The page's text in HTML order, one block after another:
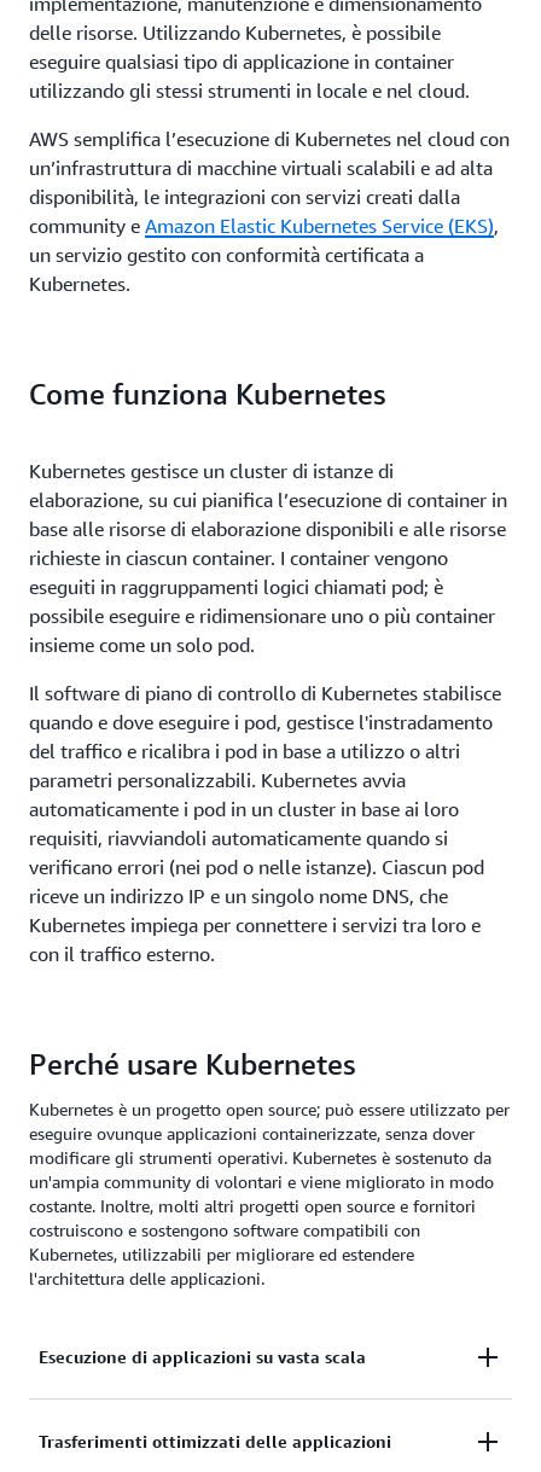
delle risorse. Utilizzando Kubernetes, è possibile
eseguire qualsiasi tipo di applicazione in container
utilizzando gli stessi strumenti in locale e nel cloud.
AWS semplifica l’esecuzione di Kubernetes nel cloud con
un’infrastruttura di macchine virtuali scalabili e ad alta
disponibilità, le integrazioni con servizi creati dalla
community e Amazon Elastic Kubernetes Service (EKS),
un servizio gestito con conformità certificata a
Kubernetes.
Come funziona Kubernetes
Kubernetes gestisce un cluster di istanze di
elaborazione, su cui pianifica l’esecuzione di container in
base alle risorse di elaborazione disponibili e alle risorse
richieste in ciascun container. I container vengono
eseguiti in raggruppamenti logici chiamati pod; è
possibile eseguire e ridimensionare uno o più container
insieme come un solo pod.
Il software di piano di controllo di Kubernetes stabilisce
quando e dove eseguire i pod, gestisce l'instradamento
del traffico e ricalibra i pod in base a utilizzo o altri
parametri personalizzabili. Kubernetes avvia
automaticamente i pod in un cluster in base ai loro
requisiti, riavviandoli automaticamente quando si
verificano errori (nei pod o nelle istanze). Ciascun pod
riceve un indirizzo IP e un singolo nome DNS, che
Kubernetes impiega per connettere i servizi tra loro e
con il traffico esterno.
Perché usare Kubernetes
Kubernetes è un progetto open source; può essere utilizzato per
eseguire ovunque applicazioni containerizzate, senza dover
modificare gli strumenti operativi. Kubernetes è sostenuto da
un'ampia community di volontari e viene migliorato in modo
costante. Inoltre, molti altri progetti open source e fornitori
costruiscono e sostengono software compatibili con
Kubernetes, utilizzabili per migliorare ed estendere
l'architettura delle applicazioni.
Esecuzione di applicazioni su vasta scala
Kubernetes permette di definire complesse
Trasferimenti ottimizzati delle applicazioni